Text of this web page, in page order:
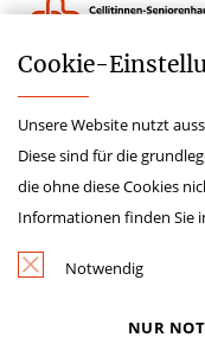
Datenschutz
Hinweisgebersystem
Lieferkettengesetz
Cookie-­
Unsere Website nutzt
Diese sind für die
die ohne diese Cookies
Informationen finden Sie
Notwendig
NUR